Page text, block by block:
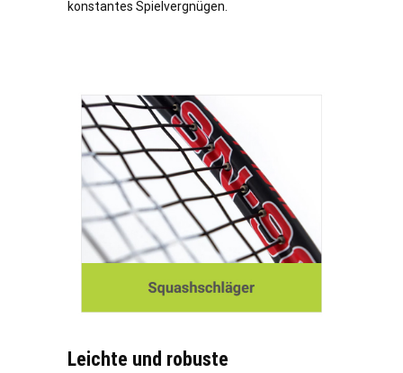
konstantes Spielvergnügen.
Leichte und robuste